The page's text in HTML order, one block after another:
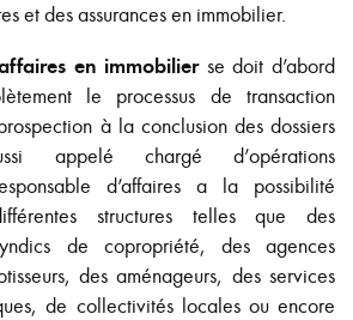
et des assurances en immobilier.
en immobilierse doit d’abord
le processus de transaction
à la conclusion des dossiers
appelé chargé d’opérations
d’affaires a la possibilité
structures telles que des
de copropriété, des agences
des aménageurs, des services
de collectivités locales ou encore